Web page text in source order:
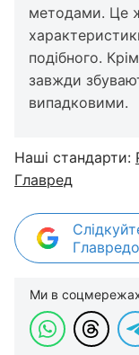
методами. Це ж
подібного.
завжди
випадковими.
Наші стандарти:
Главред
Ми в